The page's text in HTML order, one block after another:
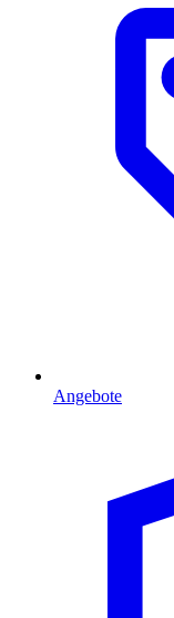
Angebote